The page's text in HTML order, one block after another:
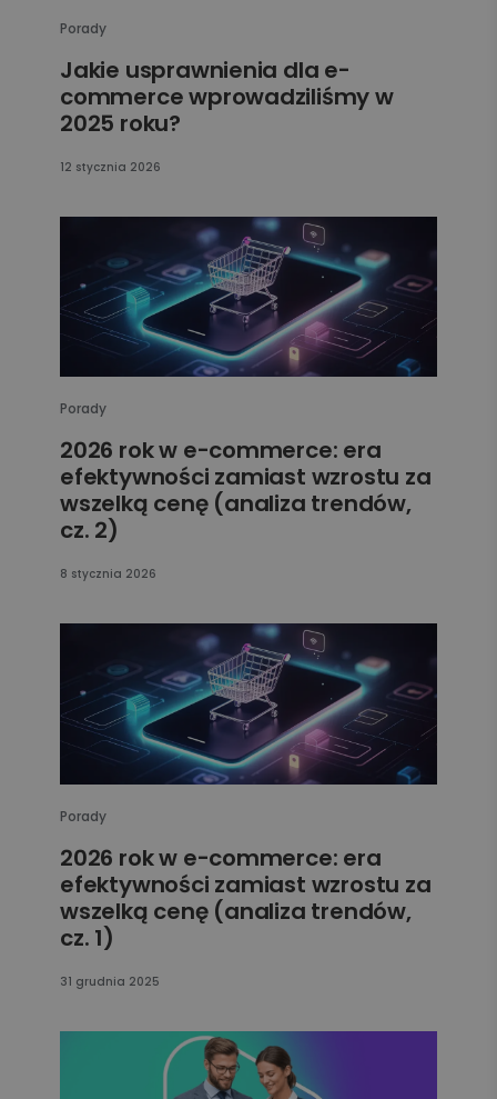
Porady
Jakie usprawnienia dla e-
commerce wprowadziliśmy w
2025 roku?
12 stycznia 2026
Porady
2026 rok w e-commerce: era
efektywności zamiast wzrostu za
wszelką cenę (analiza trendów,
cz. 2)
8 stycznia 2026
Porady
2026 rok w e-commerce: era
efektywności zamiast wzrostu za
wszelką cenę (analiza trendów,
cz. 1)
31 grudnia 2025